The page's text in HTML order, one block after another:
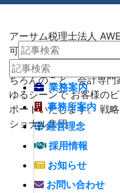
アーサム税理士法人
可児市・瑞浪市・土岐
士法人 アーサム税理士
ちろんのこと、会計専門
ゆるシーンで お客様の
ポートいたします。 戦
ショナル集団
業務案内
事務所案内
経営理念
採用情報
お知らせ
お問い合わせ